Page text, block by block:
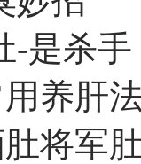
-是杀手
养肝
将军